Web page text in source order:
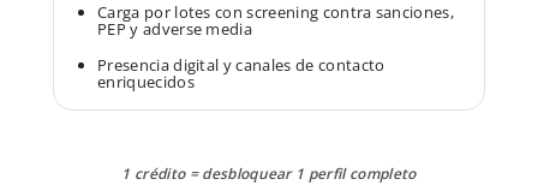
Carga por lotes con screening contra sanciones,
PEP y adverse media
Presencia digital y canales de contacto
enriquecidos
1 crédito = desbloquear 1 perfil completo